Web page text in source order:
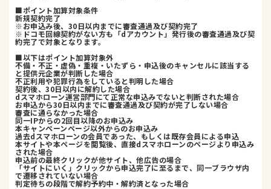
■ポイント加算対象条件
新規契約完了
※お申込み後、30日以内までに審査通過及び契約完了
※ドコモ回線契約がない方も「dアカウント」発行後の審査通過及び契
約完了で対象となります。
■以下はポイント加算対象外
不備・不正・虚偽・重複・いたずら・申込後のキャンセルに該当する
と提供元企業が判断した場合
不正利用や犯罪行為をしていると判明した場合
契約後、30日以内に解約した場合
dスマホローン運営部門にて正常な申込みでないと判断された場合
お申込から30日以内までに審査通過及び契約が完了しない場合
審査に通らなかった場合
同一IPからの2回目以降のお申込み
本キャンペーンページ以外からのお申込み
過去dスマホローンの会員であった、もしくは既存会員による申込
本サイトや本ページを閲覧後、直接dスマホローンのページより申込み
された場合
申込前の最終クリックが他サイト、他広告の場合
「サイトにいく」クリックから申込完了に至るまで、同一ブラウザ内
で遷移されていない場合
判定待ちの段階で解約予約中・解約済となった場合